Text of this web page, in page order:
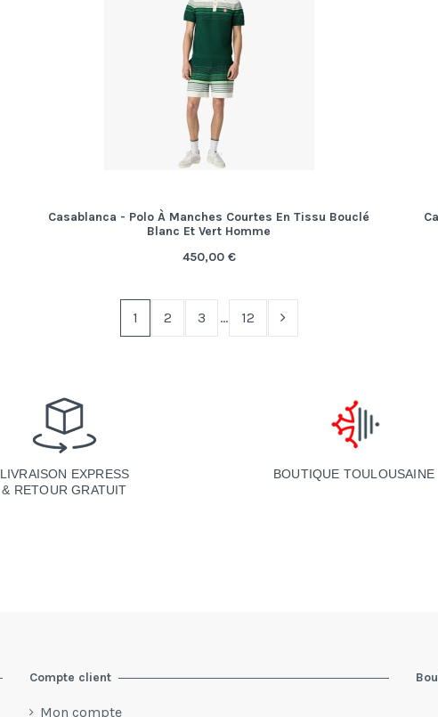
Casablanca - Polo À Manches Courtes En Tissu Bouclé
Blanc Et Vert Homme
450,00 €
1 2 3 … 12
LIVRAISON EXPRESS
& RETOUR GRATUIT
BOUTIQUE TOULOUSAINE
Compte client
Mon compte